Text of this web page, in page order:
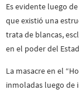
Es evidente luego
que existió una
trata de blancas,
en el poder del
La masacre en el
inmoladas luego de